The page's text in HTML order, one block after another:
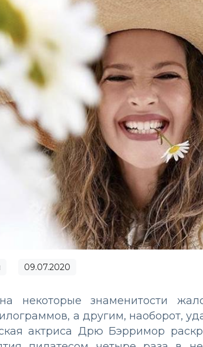
09.07.2020
некоторые знаменитости
а другим, наоборот,
актриса Дрю Бэрримор